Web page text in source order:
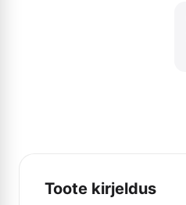
Toote kirjeldus